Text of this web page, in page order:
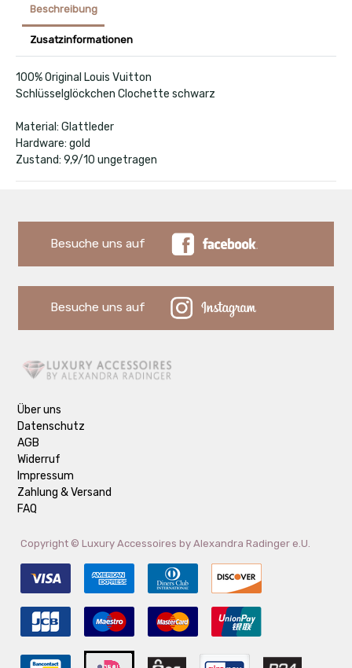
Beschreibung
Zusatzinformationen
100% Original Louis Vuitton
Schlüsselglöckchen Clochette schwarz
Material: Glattleder
Hardware: gold
Zustand: 9,9/10 ungetragen
Besuche uns auf
Besuche uns auf
Über uns
Datenschutz
AGB
Widerruf
Impressum
Zahlung & Versand
FAQ
Copyright © Luxury Accessoires by Alexandra Radinger e.U.